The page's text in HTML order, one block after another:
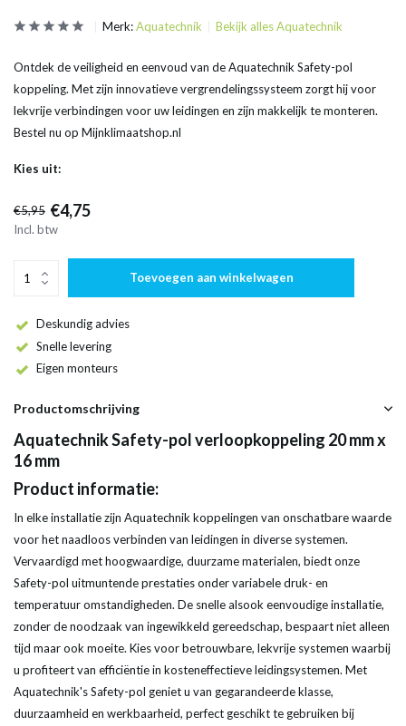
Merk:Aquatechnik Bekijk alles Aquatechnik
Ontdek de veiligheid en eenvoud van de Aquatechnik Safety-pol
koppeling. Met zijn innovatieve vergrendelingssysteem zorgt hij voor
lekvrije verbindingen voor uw leidingen en zijn makkelijk te monteren.
Bestel nu op Mijnklimaatshop.nl
Kies uit:
€5,95 €4,75
Incl. btw
Toevoegen aan winkelwagen
Deskundig advies
Snelle levering
Eigen monteurs
Productomschrijving
Aquatechnik Safety-pol verloopkoppeling 20 mm x
16 mm
Product informatie:
In elke installatie zijn Aquatechnik koppelingen van onschatbare waarde
voor het naadloos verbinden van leidingen in diverse systemen.
Vervaardigd met hoogwaardige, duurzame materialen, biedt onze
Safety-pol uitmuntende prestaties onder variabele druk- en
temperatuur omstandigheden. De snelle alsook eenvoudige installatie,
zonder de noodzaak van ingewikkeld gereedschap, bespaart niet alleen
tijd maar ook moeite. Kies voor betrouwbare, lekvrije systemen waarbij
u profiteert van efficiëntie in kosteneffectieve leidingsystemen. Met
Aquatechnik's Safety-pol geniet u van gegarandeerde klasse,
duurzaamheid en werkbaarheid, perfect geschikt te gebruiken bij